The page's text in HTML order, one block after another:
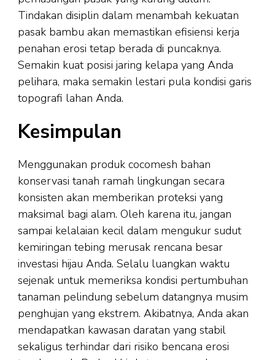
Tindakan disiplin dalam menambah kekuatan
pasak bambu akan memastikan efisiensi kerja
penahan erosi tetap berada di puncaknya.
Semakin kuat posisi jaring kelapa yang Anda
pelihara, maka semakin lestari pula kondisi garis
topografi lahan Anda.
Kesimpulan
Menggunakan produk cocomesh bahan
konservasi tanah ramah lingkungan secara
konsisten akan memberikan proteksi yang
maksimal bagi alam. Oleh karena itu, jangan
sampai kelalaian kecil dalam mengukur sudut
kemiringan tebing merusak rencana besar
investasi hijau Anda. Selalu luangkan waktu
sejenak untuk memeriksa kondisi pertumbuhan
tanaman pelindung sebelum datangnya musim
penghujan yang ekstrem. Akibatnya, Anda akan
mendapatkan kawasan daratan yang stabil
sekaligus terhindar dari risiko bencana erosi